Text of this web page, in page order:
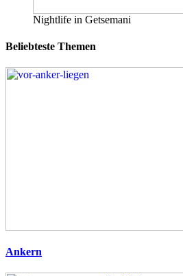
Nightlife in Getsemani
Beliebteste Themen
Ankern